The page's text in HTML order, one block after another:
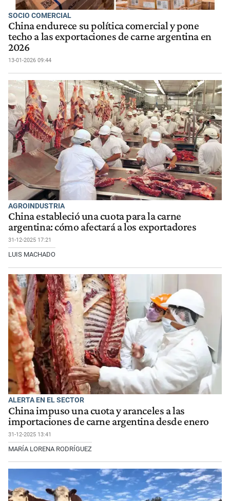
SOCIO COMERCIAL
China endurece su política comercial y pone
techo a las exportaciones de carne argentina en
2026
13-01-2026 09:44
AGROINDUSTRIA
China estableció una cuota para la carne
argentina: cómo afectará a los exportadores
31-12-2025 17:21
LUIS MACHADO
ALERTA EN EL SECTOR
China impuso una cuota y aranceles a las
importaciones de carne argentina desde enero
31-12-2025 13:41
MARÍA LORENA RODRÍGUEZ